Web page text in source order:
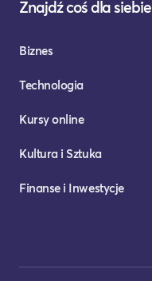
Znajdź coś dla siebie
Biznes
Technologia
Kursy online
Kultura i Sztuka
Finanse i Inwestycje